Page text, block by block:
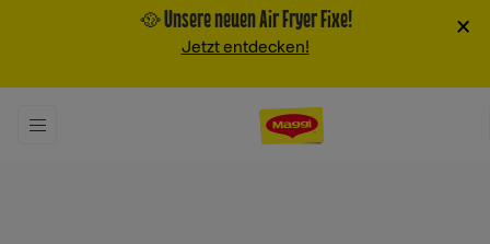
🥘 Unsere neuen Air Fryer Fixe!
Jetzt entdecken!
×